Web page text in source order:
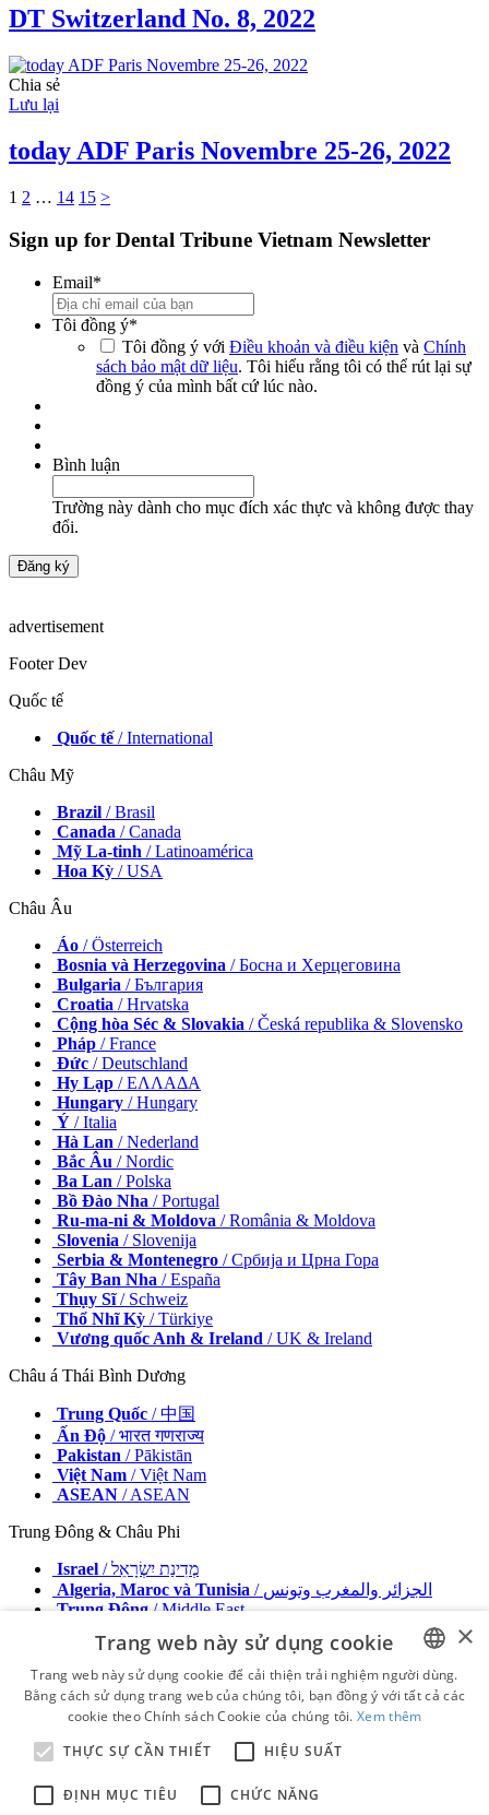
DT Switzerland No. 8, 2022
Chia sẻ
Lưu lại
today ADF Paris Novembre 25-26, 2022
1 2 … 14 15 >
Sign up for Dental Tribune Vietnam Newsletter
Email*
Tôi đồng ý*
Tôi đồng ý với Điều khoản và điều kiện và Chính
sách bảo mật dữ liệu. Tôi hiểu rằng tôi có thể rút lại sự
đồng ý của mình bất cứ lúc nào.
Bình luận
Trường này dành cho mục đích xác thực và không được thay
đổi.
advertisement
Footer Dev
Quốc tế
Quốc tế/ International
Châu Mỹ
Brazil / Brasil
Canada / Canada
Mỹ La-tinh / Latinoamérica
Hoa Kỳ / USA
Châu Âu
Áo / Österreich
Bosnia và Herzegovina / Босна и Херцеговина
Bulgaria / България
Croatia / Hrvatska
Cộng hòa Séc & Slovakia / Česká republika & Slovensko
Pháp / France
Đức / Deutschland
Hy Lạp / ΕΛΛΑΔΑ
Hungary / Hungary
Ý / Italia
Hà Lan / Nederland
Bắc Âu / Nordic
Ba Lan / Polska
Bồ Đào Nha / Portugal
Ru-ma-ni & Moldova / România & Moldova
Slovenia / Slovenija
Serbia & Montenegro / Србија и Црна Гора
Tây Ban Nha / España
Thụy Sĩ/ Schweiz
Thổ Nhĩ Kỳ / Türkiye
Vương quốc Anh & Ireland / UK & Ireland
Châu á Thái Bình Dương
Trung Quốc / 中国
Ấn Độ / भारत गणराज्य
Pakistan / Pākistān
Việt Nam / Việt Nam
ASEAN / ASEAN
Trung Đông & Châu Phi
Israel
/ מְדִינַת יִשְׂרָאֵל
Algeria, Maroc và Tunisia
/ الجزائر والمغرب وتونس
Trung Đông/ Middle East
Nhà xuất bản
Quảng cáo với chúng tôi
Liên hệ
Điều khoản và Điều kiện
Tên nhà xuất bản
Chính sách bảo mật
© 2026 - Bảo lưu mọi quyền - Dental Tribune International
ENGLISH
×
Trang web này sử dụng cookie
Trang web này sử dụng cookie để cải thiện trải nghiệm người dùng.
Bằng cách sử dụng trang web của chúng tôi, bạn đồng ý với tất cả các
cookie theo Chính sách Cookie của chúng tôi. Xem thêm
THỰC SỰ CẦN THIẾT
HIỆU SUẤT
ĐỊNH MỤC TIÊU CHỨC NĂNG